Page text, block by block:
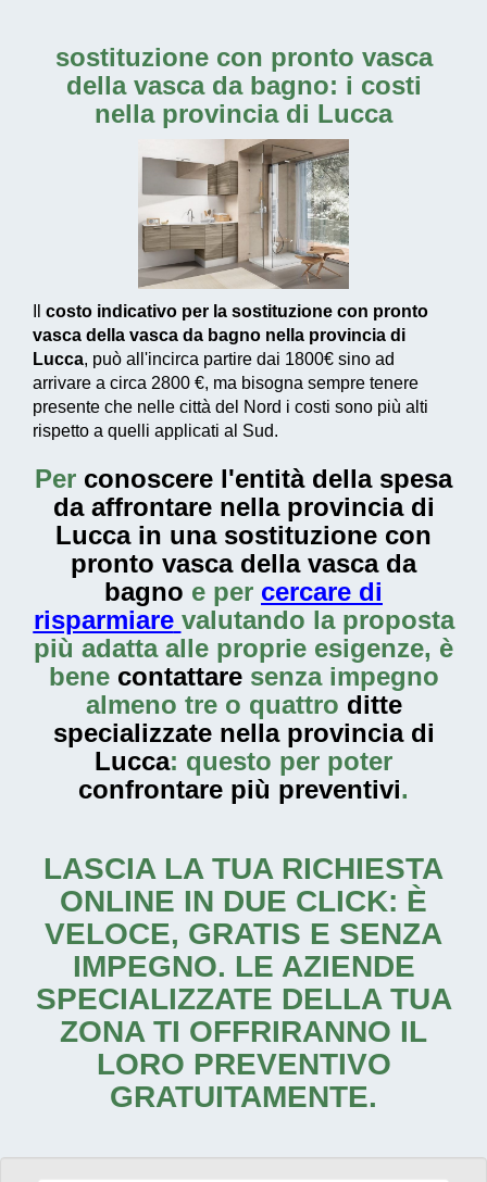
sostituzione con pronto vasca
della vasca da bagno: i costi
nella provincia di Lucca
costo indicativo per la sostituzione con pronto
vasca della vasca da bagno nella provincia di
Lucca, può all'incirca partire dai 1800€ sino ad
arrivare a circa 2800 €, ma bisogna sempre tenere
presente che nelle città del Nord i costi sono più alti
rispetto a quelli applicati al Sud.
Per conoscere l'entità della spesa
da affrontare nella provincia di
Lucca in una sostituzione con
pronto vasca della vasca da
bagno e per cercare di
risparmiare valutando la proposta
più adatta alle proprie esigenze, è
bene contattaresenza impegno
almeno tre o quattro ditte
specializzate nella provincia di
Lucca: questo per poter
confrontare più preventivi.
LASCIA LA TUA RICHIESTA
ONLINE IN DUE CLICK: È
VELOCE, GRATIS E SENZA
IMPEGNO. LE AZIENDE
SPECIALIZZATE DELLA TUA
ZONA TI OFFRIRANNO IL
LORO PREVENTIVO
GRATUITAMENTE.